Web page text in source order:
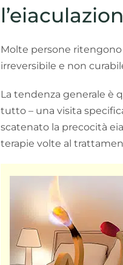
Molte persone ritengono
irreversibile e non
La tendenza generale è
tutto – una visita
scatenato la precocità
terapie volte al